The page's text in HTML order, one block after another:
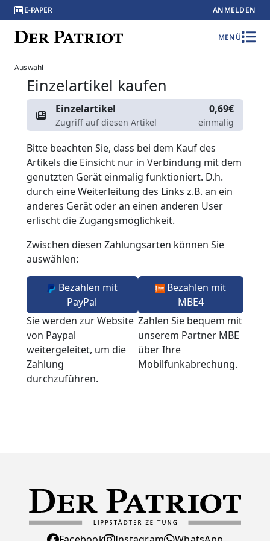
E-PAPER ANMELDEN
MENÜ
Auswahl
Einzelartikel kaufen
Einzelartikel
Zugriff auf diesen Artikel
0,69€
einmalig
Bitte beachten Sie, dass bei dem Kauf des
Artikels die Einsicht nur in Verbindung mit dem
genutzten Gerät einmalig funktioniert. D.h.
durch eine Weiterleitung des Links z.B. an ein
anderes Gerät oder an einen anderen User
erlischt die Zugangsmöglichkeit.
Zwischen diesen Zahlungsarten können Sie
auswählen:
Bezahlen mit
PayPal
Sie werden zur Website
von Paypal
weitergeleitet, um die
Zahlung
durchzuführen.
Bezahlen mit
MBE4
Zahlen Sie bequem mit
unserem Partner MBE
über Ihre
Mobilfunkabrechung.